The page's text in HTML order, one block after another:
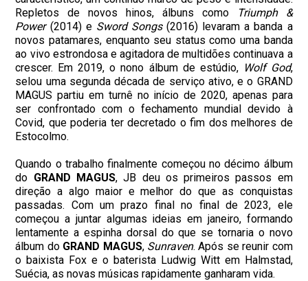
Repletos de novos hinos, álbuns como
Triumph &
Power(2014) e Sword Songs(2016) levaram a banda a
novos patamares, enquanto seu status como uma banda
ao vivo estrondosa e agitadora de multidões continuava a
crescer. Em 2019, o nono álbum de estúdio, Wolf God,
selou uma segunda década de serviço ativo, e o GRAND
MAGUS partiu em turnê no início de 2020, apenas para
ser confrontado com o fechamento mundial devido à
Covid, que poderia ter decretado o fim dos melhores de
Estocolmo.
Quando o trabalho finalmente começou no décimo álbum
do GRAND MAGUS, JB deu os primeiros passos em
direção a algo maior e melhor do que as conquistas
passadas. Com um prazo final no final de 2023, ele
começou a juntar algumas ideias em janeiro, formando
lentamente a espinha dorsal do que se tornaria o novo
álbum do GRAND MAGUS, Sunraven. Após se reunir com
o baixista Fox e o baterista Ludwig Witt em Halmstad,
Suécia, as novas músicas rapidamente ganharam vida.